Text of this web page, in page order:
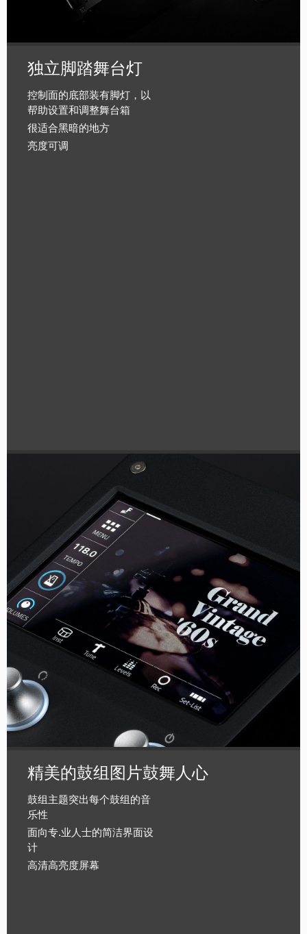
独立脚踏舞台灯
控制面的底部装有脚灯，以
帮助设置和调整舞台箱
很适合黑暗的地方
亮度可调
精美的鼓组图片鼓舞人心
鼓组主题突出每个鼓组的音
乐性
面向专.业人士的简洁界面设
计
高清高亮度屏幕